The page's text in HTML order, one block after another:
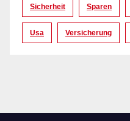
Sicherheit Sparen
Usa Versicherung